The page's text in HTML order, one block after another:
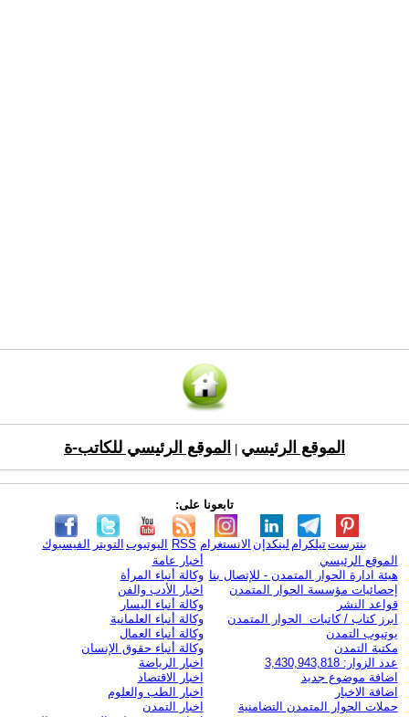
الموقع الرئيسي الموقع الرئيسي للكاتب-ة
تابعونا على:
الفيسبوك التويتر اليوتيوب RSS الانستغرام لينكدإن تيلكرامبنترست
الموقع الرئيسي
هيئة ادارة الحوار المتمدن - للإتصال بنا
إحصائيات مؤسسة الحوار المتمدن
قواعد النشر
ابرز كتاب / كاتبات الحوار المتمدن
يوتيوب التمدن
مكتبة التمدن
عدد الزوار: 3,430,943,818
اضافة موضوع جديد
اضافة الاخبار
حملات الحوار المتمدن التضامنية
أخبار عامة
وكالة أنباء المرأة
اخبار الأدب والفن
وكالة أنباء اليسار
وكالة أنباء العلمانية
وكالة أنباء العمال
وكالة أنباء حقوق الإنسان
اخبار الرياضة
اخبار الاقتصاد
اخبار الطب والعلوم
اخبار التمدن